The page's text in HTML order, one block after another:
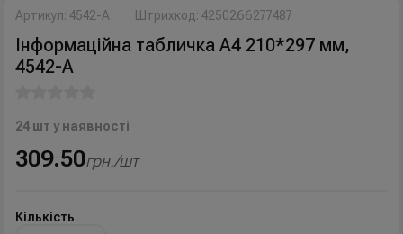
Артикул: 4542-A Штрихкод: 4250266277487
Інформаційна табличка А4 210*297 мм,
4542-A
24 шт у наявності
309.50грн./шт
Кількість